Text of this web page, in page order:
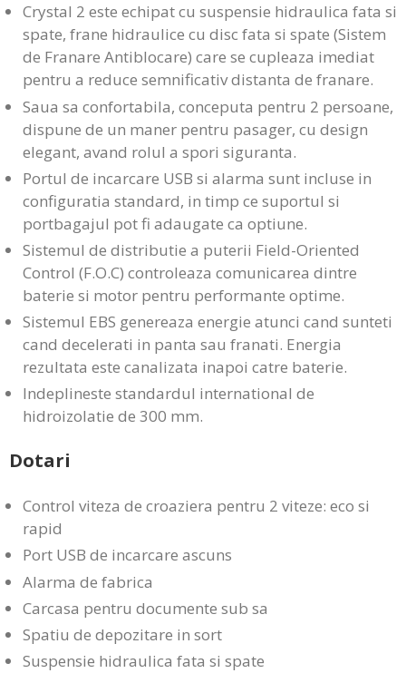
Crystal 2 este echipat cu suspensie hidraulica fata si
spate, frane hidraulice cu disc fata si spate (Sistem
de Franare Antiblocare) care se cupleaza imediat
pentru a reduce semnificativ distanta de franare.
Saua sa confortabila, conceputa pentru 2 persoane,
dispune de un maner pentru pasager, cu design
elegant, avand rolul a spori siguranta.
Portul de incarcare USB si alarma sunt incluse in
configuratia standard, in timp ce suportul si
portbagajul pot fi adaugate ca optiune.
Sistemul de distributie a puterii Field-Oriented
Control (F.O.C) controleaza comunicarea dintre
baterie si motor pentru performante optime.
Sistemul EBS genereaza energie atunci cand sunteti
cand decelerati in panta sau franati. Energia
rezultata este canalizata inapoi catre baterie.
Indeplineste standardul international de
hidroizolatie de 300 mm.
Dotari
Control viteza de croaziera pentru 2 viteze: eco si
rapid
Port USB de incarcare ascuns
Alarma de fabrica
Carcasa pentru documente sub sa
Spatiu de depozitare in sort
Suspensie hidraulica fata si spate